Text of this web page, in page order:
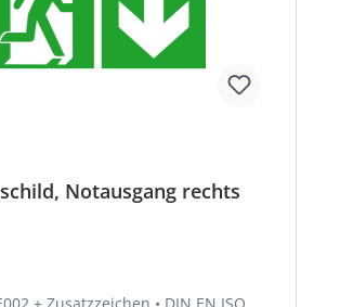
Notausgang rechts